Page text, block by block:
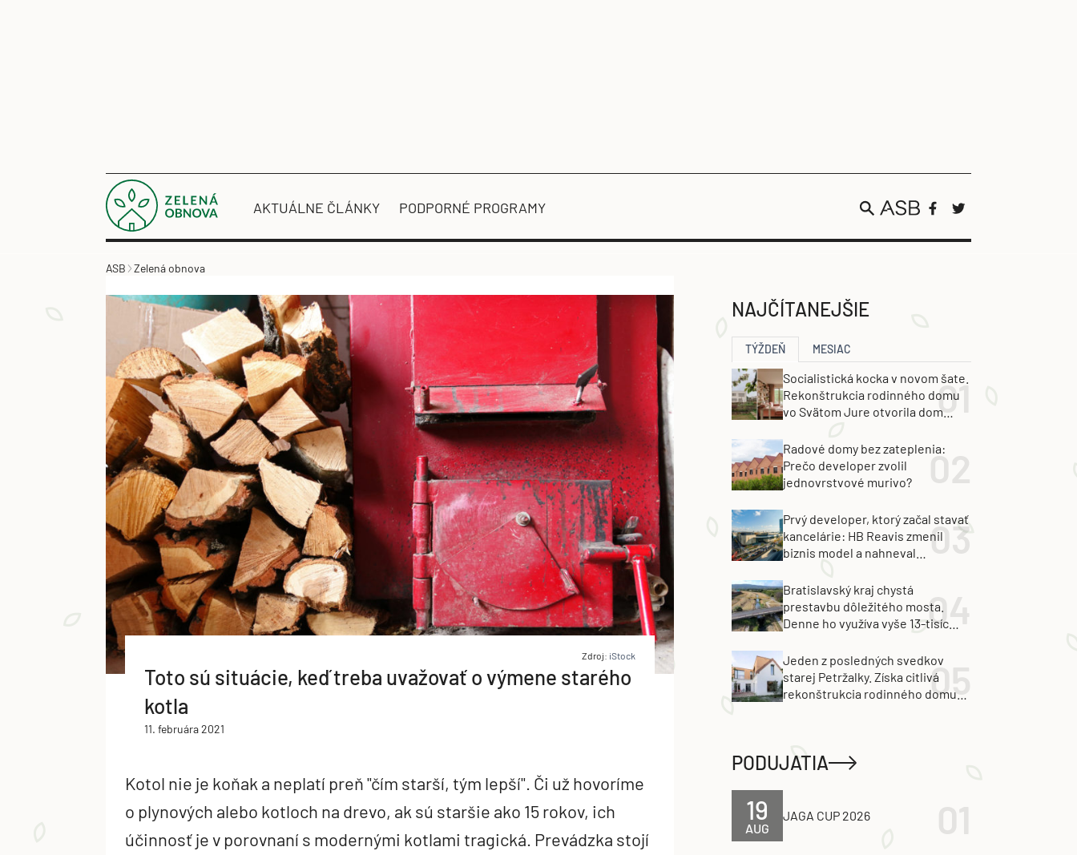
AKTUÁLNE ČLÁNKY PODPORNÉ PROGRAMY
ASB Zelená obnova
Zdroj: iStock
Toto sú situácie, keď treba uvažovať o výmene starého
kotla
11. februára 2021
Kotol nie je koňak a neplatí preň "čím starší, tým lepší". Či už hovoríme
o plynových alebo kotloch na drevo, ak sú staršie ako 15 rokov, ich
účinnosť je v porovnaní s modernými kotlami tragická. Prevádzka stojí
NAJČÍTANEJŠIE
TÝŽDEŇ MESIAC
Socialistická kocka v novom šate.
Rekonštrukcia rodinného domu
vo Svätom Jure otvorila dom
Radové domy bez zateplenia:
Prečo developer zvolil
jednovrstvové murivo?
Prvý developer, ktorý začal stavať
kancelárie: HB Reavis zmenil
biznis model a nahneval
Bratislavský kraj chystá
prestavbu dôležitého mosta.
Denne ho využíva vyše 13-tisíc
Jeden z posledných svedkov
starej Petržalky. Získa citlivá
rekonštrukcia rodinného domu
PODUJATIA
AUG
19 JAGA CUP 2026